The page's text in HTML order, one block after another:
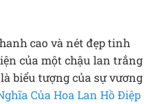
cao và nét đẹp tinh
của một chậu lan trắng
biểu tượng của sự vương
Của Hoa Lan Hồ Điệp